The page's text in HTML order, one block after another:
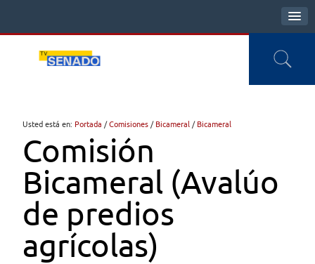
Usted está en: Portada /Comisiones / Bicameral / Bicameral
Comisión
Bicameral (Avalúo
de predios
agrícolas)